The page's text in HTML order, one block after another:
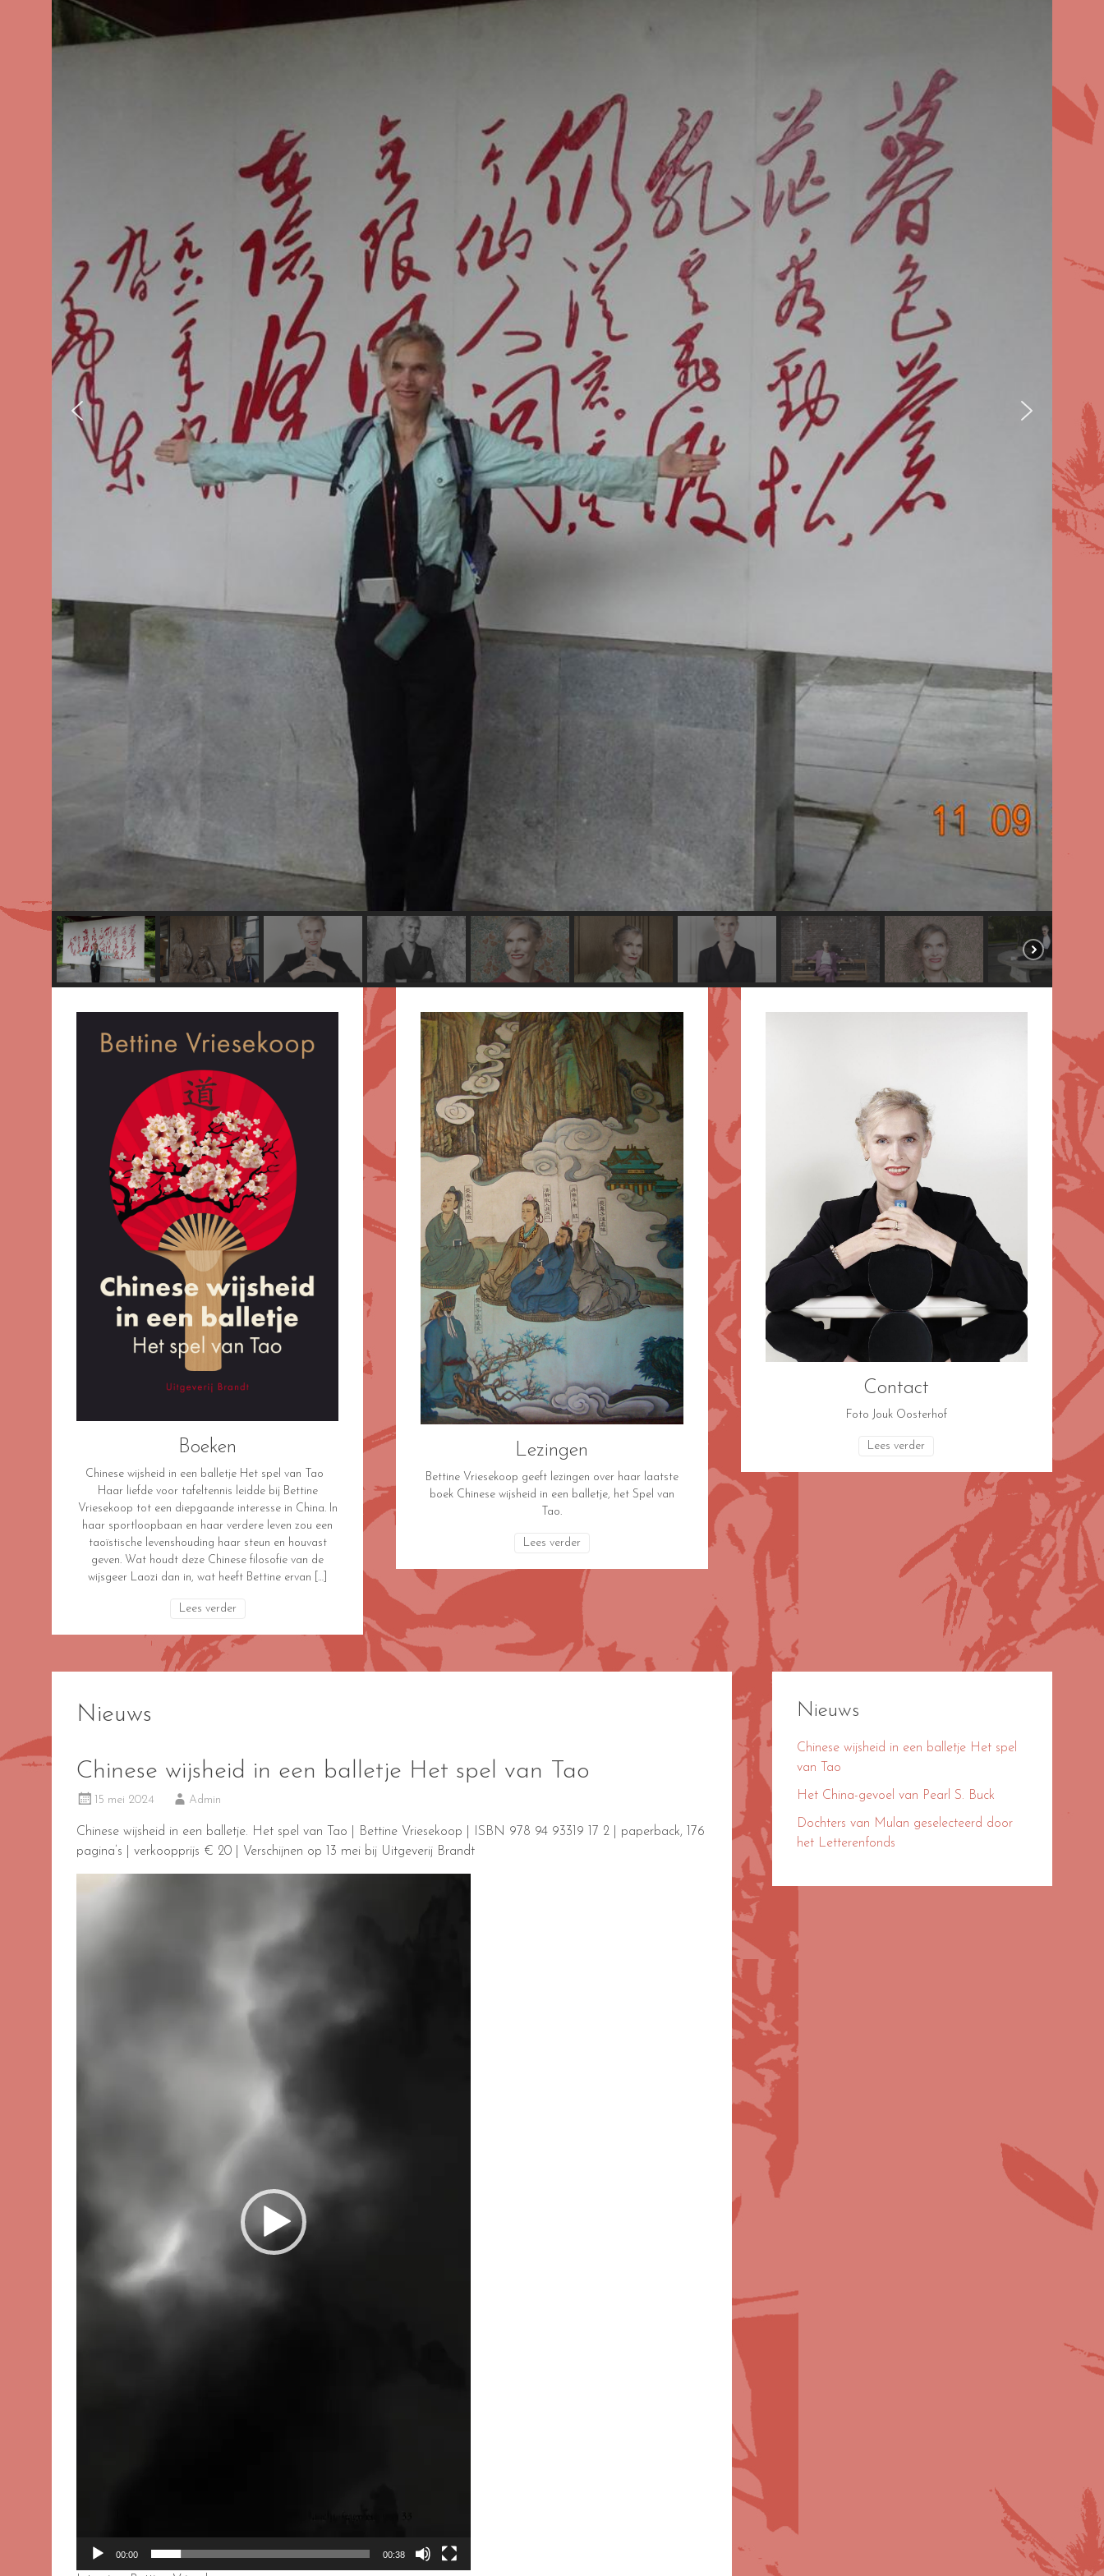
Boeken
Chinese wijsheid in een balletje Het spel van Tao
Haar liefde voor tafeltennis leidde bij Bettine
Vriesekoop tot een diepgaande interesse in China. In
haar sportloopbaan en haar verdere leven zou een
taoïstische levenshouding haar steun en houvast
geven. Wat houdt deze Chinese filosofie van de
wijsgeer Laozi dan in, wat heeft Bettine ervan […]
Lees verder
Lezingen
Bettine Vriesekoop geeft lezingen over haar laatste
boek Chinese wijsheid in een balletje, het Spel van
Tao.
Lees verder
Contact
Foto Jouk Oosterhof
Lees verder
Nieuws
Chinese wijsheid in een balletje Het spel van Tao
15 mei 2024 Admin
Chinese wijsheid in een balletje. Het spel van Tao | Bettine Vriesekoop | ISBN 978 94 93319 17 2 | paperback, 176
pagina’s | verkoopprijs € 20 | Verschijnen op 13 mei bij Uitgeverij Brandt
00:00 00:38
Nieuws
Chinese wijsheid in een balletje Het spel
van Tao
Het China-gevoel van Pearl S. Buck
Dochters van Mulan geselecteerd door
het Letterenfonds